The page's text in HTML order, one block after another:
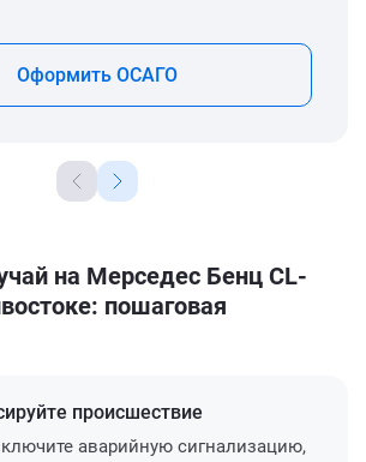
Оформить ОСАГО
на Мерседес Бенц CL-
пошаговая
происшествие
аварийную сигнализацию,